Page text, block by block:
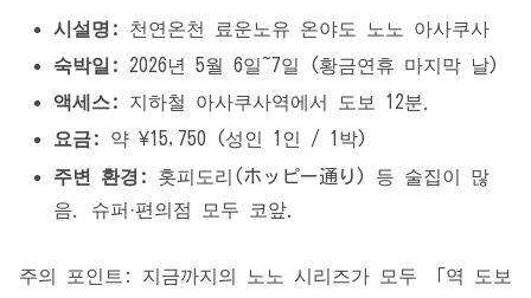
시설명:
천연온천 료운노유 온야도 노노 아사쿠사
숙박일:
2026년 5월 6일~7일 (황금연휴 마지막 날)
액세스:
지하철 아사쿠사역에서 도보 12분.
요금:
약 ¥15,750 (성인 1인 / 1박)
주변 환경:
홋피도리(ホッピー通り) 등 술집이 많
음. 슈퍼·편의점 모두 코앞.
주의 포인트: 지금까지의 노노 시리즈가 모두 「역 도보